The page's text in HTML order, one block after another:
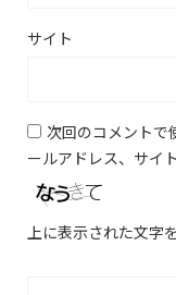
サイト
次回のコメントで
ールアドレス、サイ
上に表示された文字